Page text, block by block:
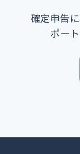
確定申告
ポー